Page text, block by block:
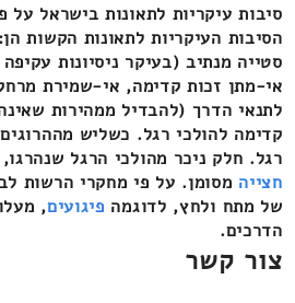
סיבות עיקריות לתאונות בישראל על
הסיבות העיקריות לתאונות הקשות
סטייה מנתיב (בעיקר ניסיונות
אי-מתן זכות קדימה, אי-שמירת
לתנאי הדרך (להבדיל ממהירות
קדימה להולכי רגל. כשליש
רגל. חלק ניכר מהולכי הרגל
חצייה מסומן. על פי מחקרי הרשות
של מתח ולחץ, לדוגמה פיגועים,
הדרכים.
צור קשר